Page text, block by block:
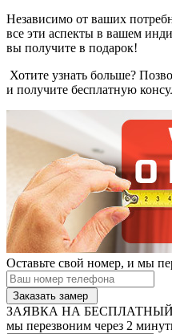
Независимо от ваших
все эти аспекты в вашем
вы получите в подарок!
Хотите узнать больше?
и получите бесплатную
Оставьте свой номер, и мы
ЗАЯВКА НА
мы перезвоним через 2